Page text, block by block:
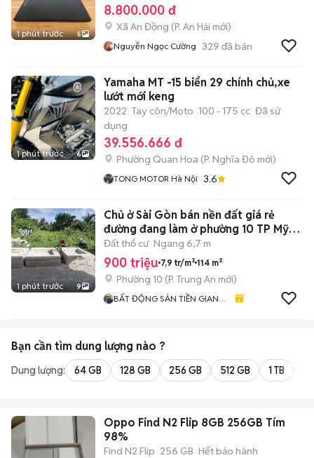
1 phút trước 5
8.800.000 đ
Xã An Đồng (P. An Hải mới)
Nguyễn Ngọc Cường 329 đã bán
1 phút trước 6
Yamaha MT -15 biển 29 chính chủ,xe
lướt mới keng
2022 Tay côn/Moto 100 - 175 cc Đã sử
dụng
39.556.666 đ
Phường Quan Hoa (P. Nghĩa Đô mới)
TONG MOTOR Hà Nội 3.6
1 phút trước 9
Chủ ở Sài Gòn bán nền đất giá rẻ
đường đang làm ở phường 10 TP Mỹ
Tho
Đất thổ cư Ngang 6,7 m
900 triệu 7,9 tr/m² 114 m²
Phường 10 (P. Trung An mới)
BẤT ĐỘNG SẢN TIỀN GIANG
Bạn cần tìm dung lượng nào ?
Dung lượng: 64 GB 128 GB 256 GB 512 GB 1 TB
Oppo Find N2 Flip 8GB 256GB Tím
98%
Find N2 Flip 256 GB Hết bảo hành